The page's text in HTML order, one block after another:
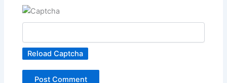
Reload Captcha